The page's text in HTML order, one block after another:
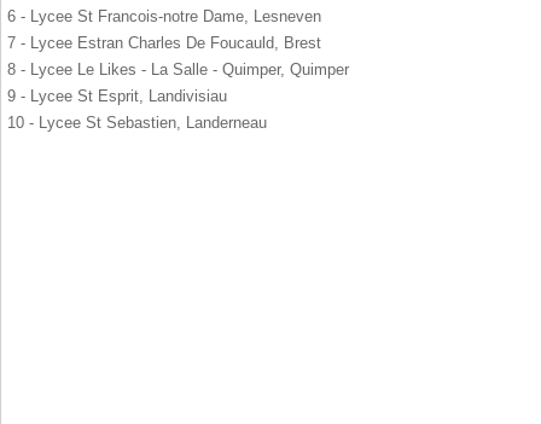
6 - Lycee St Francois-notre Dame, Lesneven
7 - Lycee Estran Charles De Foucauld, Brest
8 - Lycee Le Likes - La Salle - Quimper, Quimper
9 - Lycee St Esprit, Landivisiau
10 - Lycee St Sebastien, Landerneau